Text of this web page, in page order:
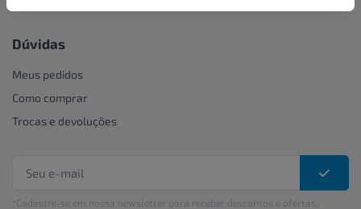
Dúvidas
Meus pedidos
Como comprar
Trocas e devoluções
*Cadastre-se em nossa newsletter para receber descontos e ofertas.